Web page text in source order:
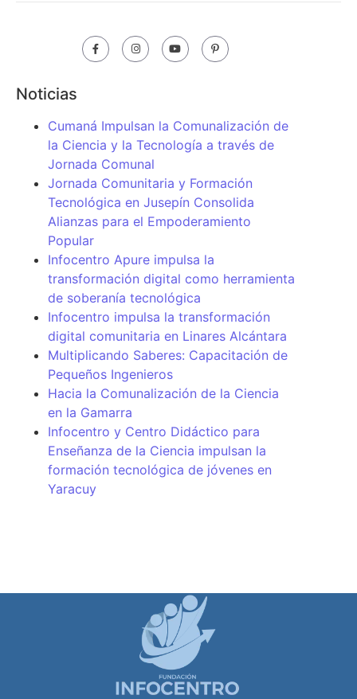
Noticias
Cumaná Impulsan la Comunalización de
la Ciencia y la Tecnología a través de
Jornada Comunal
Jornada Comunitaria y Formación
Tecnológica en Jusepín Consolida
Alianzas para el Empoderamiento
Popular
Infocentro Apure impulsa la
transformación digital como herramienta
de soberanía tecnológica
Infocentro impulsa la transformación
digital comunitaria en Linares Alcántara
Multiplicando Saberes: Capacitación de
Pequeños Ingenieros
Hacia la Comunalización de la Ciencia
en la Gamarra
Infocentro y Centro Didáctico para
Enseñanza de la Ciencia impulsan la
formación tecnológica de jóvenes en
Yaracuy